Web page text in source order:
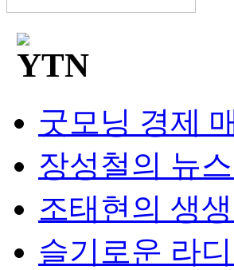
굿모닝 경제
장성철의 뉴
조태현의 생
슬기로운 라